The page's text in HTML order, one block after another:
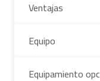
Ventajas
Equipo
Equipamiento